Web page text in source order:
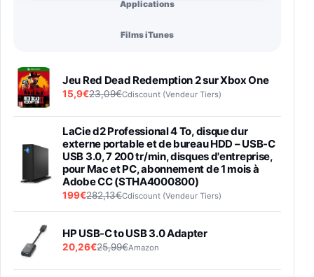
Applications
Films iTunes
Jeu Red Dead Redemption 2 sur Xbox One
15,9€23,09€Cdiscount (Vendeur Tiers)
LaCie d2 Professional 4 To, disque dur
externe portable et de bureau HDD – USB-C
USB 3.0, 7 200 tr/min, disques d'entreprise,
pour Mac et PC, abonnement de 1 mois à
Adobe CC (STHA4000800)
199€282,13€Cdiscount (Vendeur Tiers)
HP USB-C to USB 3.0 Adapter
20,26€25,99€Amazon